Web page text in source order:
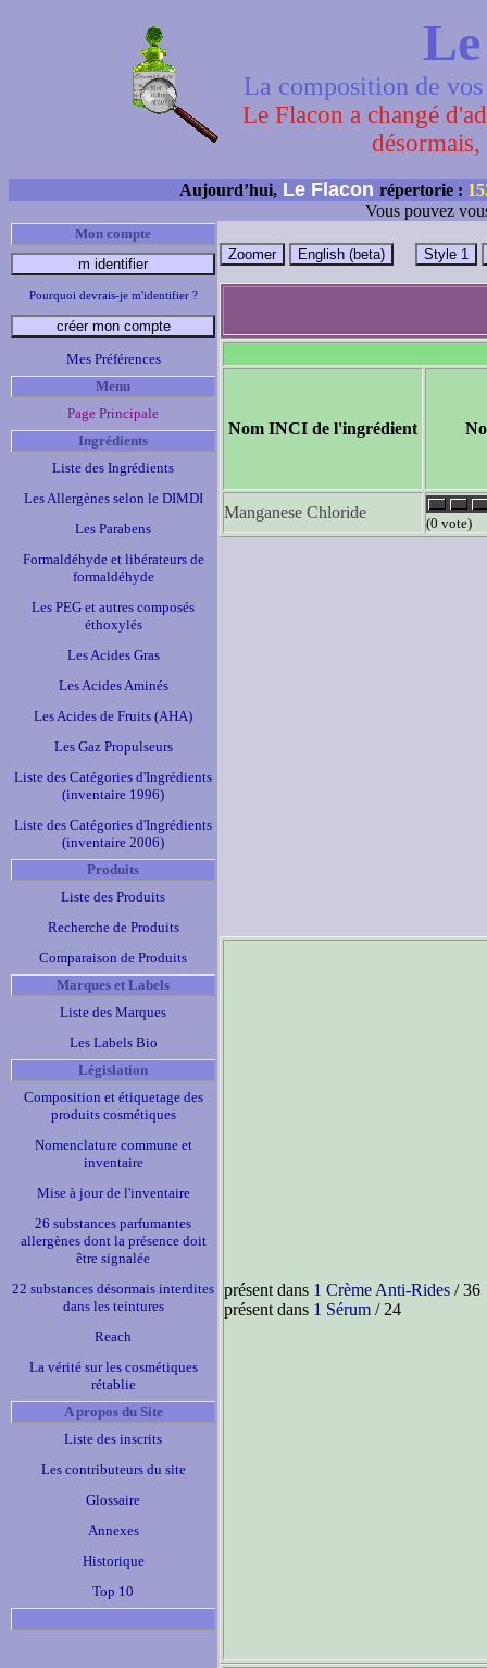
La composition de
Le Flacon a changé
Aujourd’hui, Le Flacon répertorie :
Vous pouvez
Mon compte
Pourquoi devrais-je m'identifier ?
Mes Préférences
Menu
Page Principale
Ingrédients
Liste des Ingrédients
Les Allergènes selon le DIMDI
Les Parabens
Formaldéhyde et libérateurs de
formaldéhyde
Les PEG et autres composés
éthoxylés
Les Acides Gras
Les Acides Aminés
Les Acides de Fruits (AHA)
Les Gaz Propulseurs
Liste des Catégories d'Ingrédients
(inventaire 1996)
Liste des Catégories d'Ingrédients
(inventaire 2006)
Produits
Liste des Produits
Recherche de Produits
Comparaison de Produits
Marques et Labels
Liste des Marques
Les Labels Bio
Législation
Composition et étiquetage des
produits cosmétiques
Nomenclature commune et
inventaire
Mise à jour de l'inventaire
26 substances parfumantes
allergènes dont la présence doit
être signalée
22 substances désormais interdites
dans les teintures
Reach
La vérité sur les cosmétiques
rétablie
A propos du Site
Liste des inscrits
Les contributeurs du site
Glossaire
Annexes
Historique
Top 10
Nom INCI de l'ingrédient
Manganese Chloride
(0 vote)
présent dans 1 Crème Anti-Rides / 36
présent dans 1 Sérum / 24